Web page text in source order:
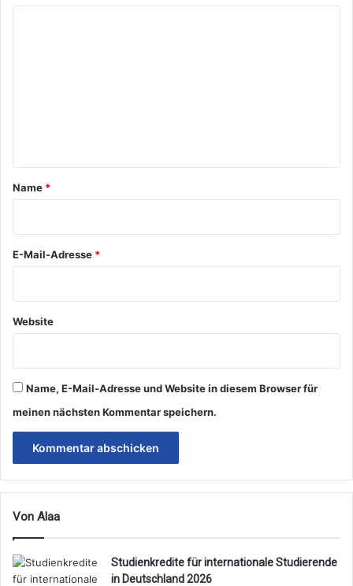
a
Name *
E-Mail-Adresse *
Website
Name, E-Mail-Adresse und Website in diesem Browser für
meinen nächsten Kommentar speichern.
Von Alaa
Studienkredite für internationale Studierende
in Deutschland 2026